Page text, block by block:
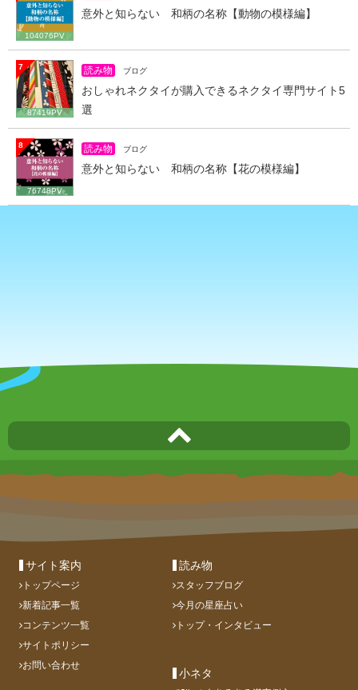
104076PV
意外と知らない 和柄の名称【動物の模様編】
7
87419PV
読み物 ブログ
おしゃれネクタイが購入できるネクタイ専門サイト5
選
8
76748PV
読み物 ブログ
意外と知らない 和柄の名称【花の模様編】
サイト案内
トップページ
新着記事一覧
コンテンツ一覧
サイトポリシー
お問い合わせ
読み物
スタッフブログ
今月の星座占い
トップ・インタビュー
小ネタ